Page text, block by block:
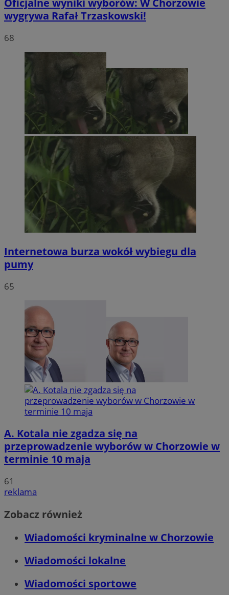
wygrywa Rafał Trzaskowski!
68
Internetowa burza wokół wybiegu dla
pumy
65
A. Kotala nie zgadza się na
przeprowadzenie wyborów w Chorzowie w
terminie 10 maja
61
reklama
Zobacz również
Wiadomości kryminalne w Chorzowie
Wiadomości lokalne
Wiadomości sportowe